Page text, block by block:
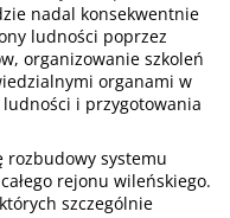
nadal konsekwentnie
ludności poprzez
organizowanie szkoleń
organami w
i przygotowania
rozbudowy systemu
rejonu wileńskiego.
szczególnie